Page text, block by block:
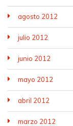
agosto 2012
julio 2012
junio 2012
mayo 2012
abril 2012
marzo 2012